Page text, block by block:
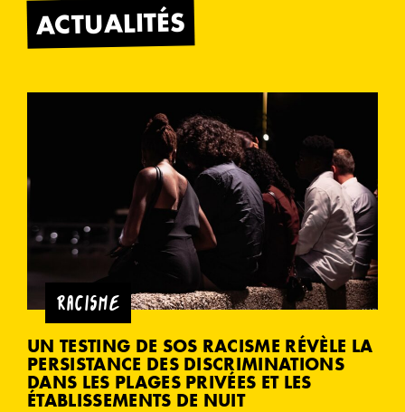
ACTUALITÉS
RACISME
UN TESTING DE SOS RACISME RÉVÈLE LA
PERSISTANCE DES DISCRIMINATIONS
DANS LES PLAGES PRIVÉES ET LES
ÉTABLISSEMENTS DE NUIT